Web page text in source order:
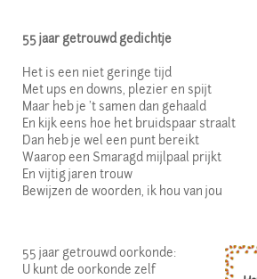
55 jaar getrouwd gedichtje
Het is een niet geringe tijd
Met ups en downs, plezier en spijt
Maar heb je 't samen dan gehaald
En kijk eens hoe het bruidspaar straalt
Dan heb je wel een punt bereikt
Waarop een Smaragd mijlpaal prijkt
En vijtig jaren trouw
Bewijzen de woorden, ik hou van jou
55 jaar getrouwd oorkonde:
U kunt de oorkonde zelf